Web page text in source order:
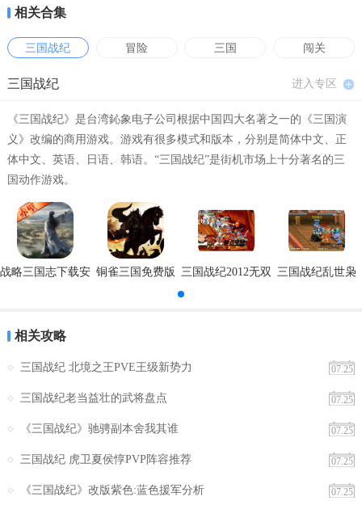
就可以省1件隐身衣）
拿傀儡的打中间那个箱子得倚天剑（火）
（一定要让箭射中，不然没有），
只要是黄忠和爆走许诸在场，用赵云的82A杀死就可以拿
夏侯渊（甩出的火炎杀死夏侯渊会没有）。
第4关，用夏侯渊速度秒掉貂禅即可（毒标，夏侯渊28
在吕蒙刚出来的时候，马超66A狂撞吕蒙，大约要10多
下，而诸葛亮要比马超撞更多下，才能撞出青刚剑（冰）
第5关，雪战夺荆州刚出来第1个画面，拿和氏璧的人进上
面那间房子，之后跟三国战记1代拿太俄剑一样。
相关合集
三国战纪 冒险 三国 闯关
三国战纪 进入专区
《三国战纪》是台湾鈊象电子公司根据中国四大名著之一的《三国演
义》改编的商用游戏。游戏有很多模式和版本，分别是简体中文、正
体中文、英语、日语、韩语。“三国战纪”是街机市场上十分著名的三
国动作游戏。
战略三国志下载安 铜雀三国免费版 三国战纪2012无双 三国战纪乱世枭
相关攻略
07.25
三国战纪 北境之王PVE王级新势力
07.25
三国战纪老当益壮的武将盘点
07.25
《三国战纪》驰骋副本舍我其谁
07.25
三国战纪 虎卫夏侯惇PVP阵容推荐
07.25
《三国战纪》改版紫色:蓝色援军分析